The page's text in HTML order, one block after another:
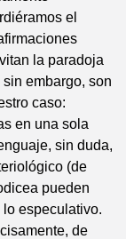
el
la paradoja
embargo, son
caso:
en una sola
sin duda,
(de
pueden
especulativo.
de